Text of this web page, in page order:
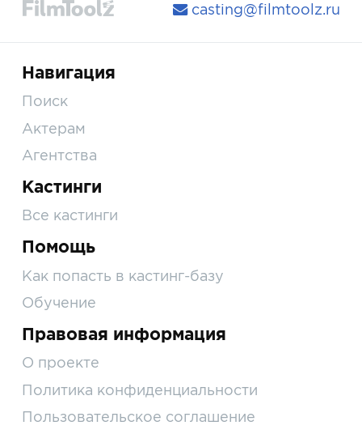
casting@filmtoolz.ru
Навигация
Поиск
Актерам
Агентства
Кастинги
Все кастинги
Помощь
Как попасть в кастинг-базу
Обучение
Правовая информация
О проекте
Политика конфиденциальности
Пользовательское соглашение